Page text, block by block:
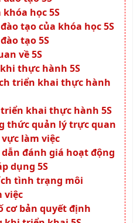
tạo 5S
về 5S
thực hành 5S
triển khai thực hành
khai thực hành 5S
thức quản lý trực quan
làm việc
đánh giá hoạt động
dụng 5S
tình trạng môi
cơ bản quyết định
khi triển khai 5S
cải tiến
và thảo luận